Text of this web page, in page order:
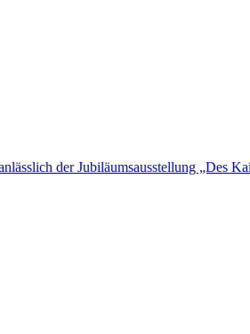
der Jubiläumsausstellung „Des